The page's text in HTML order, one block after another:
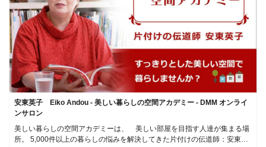
安東英子 Eiko Andou - 美しい暮らしの空間アカデミー - DMM オンライ
ンサロン
美しい暮らしの空間アカデミーは、 美しい部屋を目指す人達が集まる場
所。 5,000件以上の暮らしの悩みを解決してきた片付けの伝道師：安東英